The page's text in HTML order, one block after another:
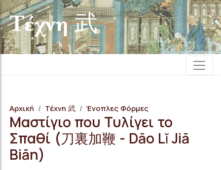
Τέχνη 武
Αρχική Τέχνη 武 Ένοπλες Φόρμες
Μαστίγιο που Τυλίγει το
Σπαθί (刀裏加鞭 - Dāo Lǐ Jiā
Biān)